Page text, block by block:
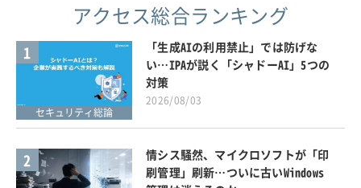
アクセス総合ランキング
1
セキュリティ総論
「生成AIの利用禁止」では防げな
い…IPAが説く「シャドーAI」5つの
対策
2026/08/03
2
情シス騒然、マイクロソフトが「印
刷管理」刷新…ついに古いWindows